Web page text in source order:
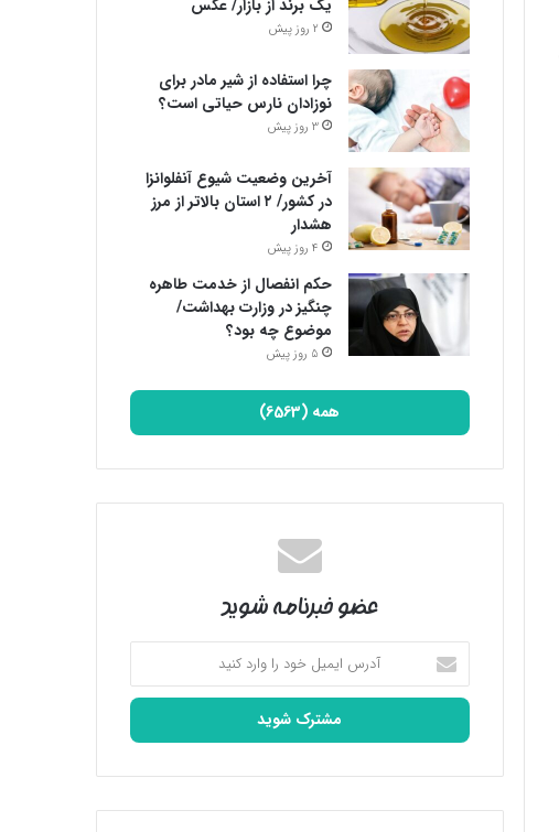
یک برند از بازار/ عکس
2 روز پیش
چرا استفاده از شیر مادر برای
نوزادان نارس حیاتی است؟
3 روز پیش
آخرین وضعیت شیوع آنفلوانزا
در کشور/ ۲ استان بالاتر از مرز
هشدار
4 روز پیش
حکم انفصال از خدمت طاهره
چنگیز در وزارت بهداشت/
موضوع چه بود؟
5 روز پیش
همه (6563)
عضو خبرنامه شوید
آدرس
ایمیل
خود
وارد